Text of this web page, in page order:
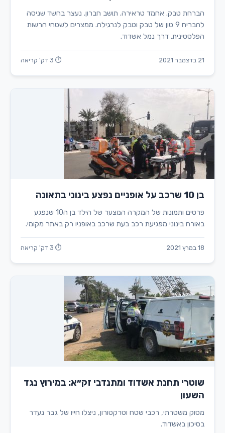
הברחת טבק. אחמד טראירה. תושב חברון. נעצר בחשד שניסה
להבריח 9 טון של טבק וטבק לנרגילה. ממצרים לשטחי הרשות
הפלסטינית. דרך נמל אשדוד.
21 בדצמבר 2021 ⏱ 3 דק' קריאה
בן 10 שרכב על אופניים נפצע בינוני בתאונה
פרטים ותמונות של המקרה המצער של הילד בן ה10 שנפגע
באורח בינוני מפגיעת רכב בעת שרכב באופניו רק באתר מקומי.
18 במרץ 2021 ⏱ 3 דק' קריאה
שוטרי תחנת אשדוד ומתנדבי זק״א: במירוץ נגד
השעון
מסוק משטרתי, רכבי שטח וטרקטורון, ניצלו חייו של גבר נעדר
בסיכון באשדוד.